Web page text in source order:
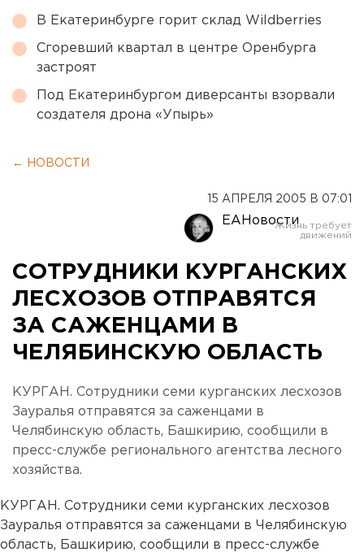
В Екатеринбурге горит склад Wildberries
Сгоревший квартал в центре Оренбурга
застроят
Под Екатеринбургом диверсанты взорвали
создателя дрона «Упырь»
← НОВОСТИ
15 АПРЕЛЯ 2005 В 07:01
ЕАНовости
СОТРУДНИКИ КУРГАНСКИХ
ЛЕСХОЗОВ ОТПРАВЯТСЯ
ЗА САЖЕНЦАМИ В
ЧЕЛЯБИНСКУЮ ОБЛАСТЬ
КУРГАН. Сотрудники семи курганских лесхозов
Зауралья отправятся за саженцами в
Челябинскую область, Башкирию, сообщили в
пресс-службе регионального агентства лесного
хозяйства.
КУРГАН. Сотрудники семи курганских лесхозов
Зауралья отправятся за саженцами в Челябинскую
область, Башкирию, сообщили в пресс-службе